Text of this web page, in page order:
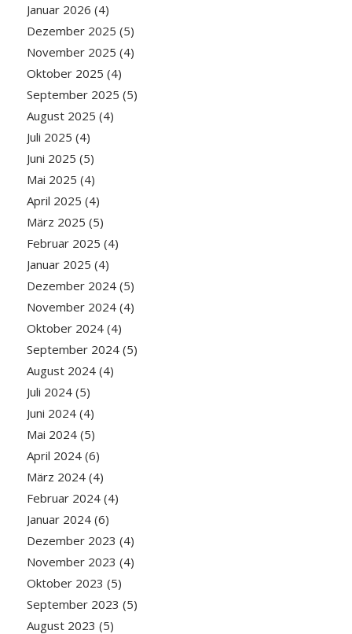
Januar 2026 (4)
Dezember 2025 (5)
November 2025 (4)
Oktober 2025 (4)
September 2025 (5)
August 2025 (4)
Juli 2025 (4)
Juni 2025 (5)
Mai 2025 (4)
April 2025 (4)
März 2025 (5)
Februar 2025 (4)
Januar 2025 (4)
Dezember 2024(5)
November 2024(4)
Oktober 2024(4)
September 2024(5)
August 2024(4)
Juli 2024(5)
Juni 2024(4)
Mai 2024(5)
April 2024(6)
März 2024(4)
Februar 2024(4)
Januar 2024(6)
Dezember 2023 (4)
November 2023 (4)
Oktober 2023 (5)
September 2023 (5)
August 2023 (5)